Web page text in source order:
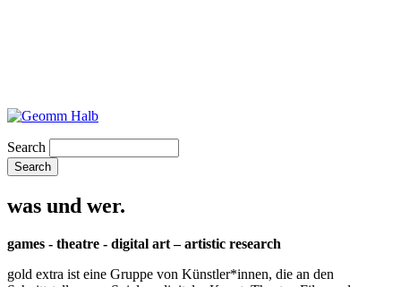
Search
was und wer.
games - theatre - digital art – artistic research
gold extra ist eine Gruppe von Künstler*innen, die an den